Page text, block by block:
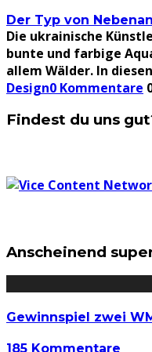
Der Typ von Nebenan
Die ukrainische
bunte und farbige
allem Wälder. In
Design0 Kommentare
Findest du uns
Anscheinend
Gewinnspiel zwei
185 Kommentare